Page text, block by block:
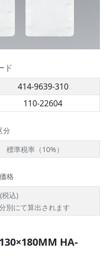
ド
414-9639-310
110-22604
分
標準税率（10%）
格
税込)
別にて算出されます
HA-